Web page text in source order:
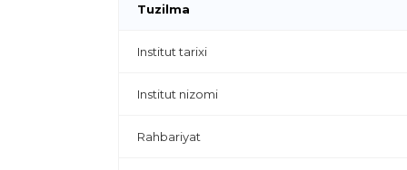
Tuzilma
Institut tarixi
Institut nizomi
Rahbariyat